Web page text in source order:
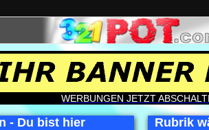
WERBUNGEN JETZT
- Du bist hier Rubrik